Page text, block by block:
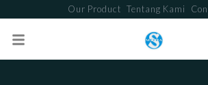
Our Product Tentang Kami